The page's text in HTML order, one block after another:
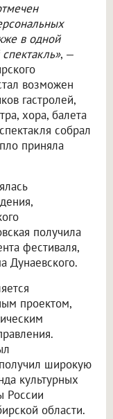
в одной
, —
возможен
гастролей,
хора, балета
собрал
приняла
получила
фестиваля,
Дунаевского.
проектом,
широкую
культурных
России
области.